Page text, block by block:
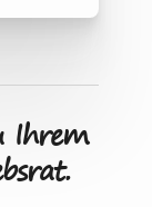
Ihrem